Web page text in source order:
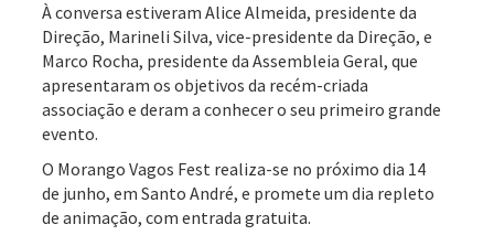
À conversa estiveram Alice Almeida, presidente da
Direção, Marineli Silva, vice-presidente da Direção, e
Marco Rocha, presidente da Assembleia Geral, que
apresentaram os objetivos da recém-criada
associação e deram a conhecer o seu primeiro grande
evento.
O Morango Vagos Fest realiza-se no próximo dia 14
de junho, em Santo André, e promete um dia repleto
de animação, com entrada gratuita.